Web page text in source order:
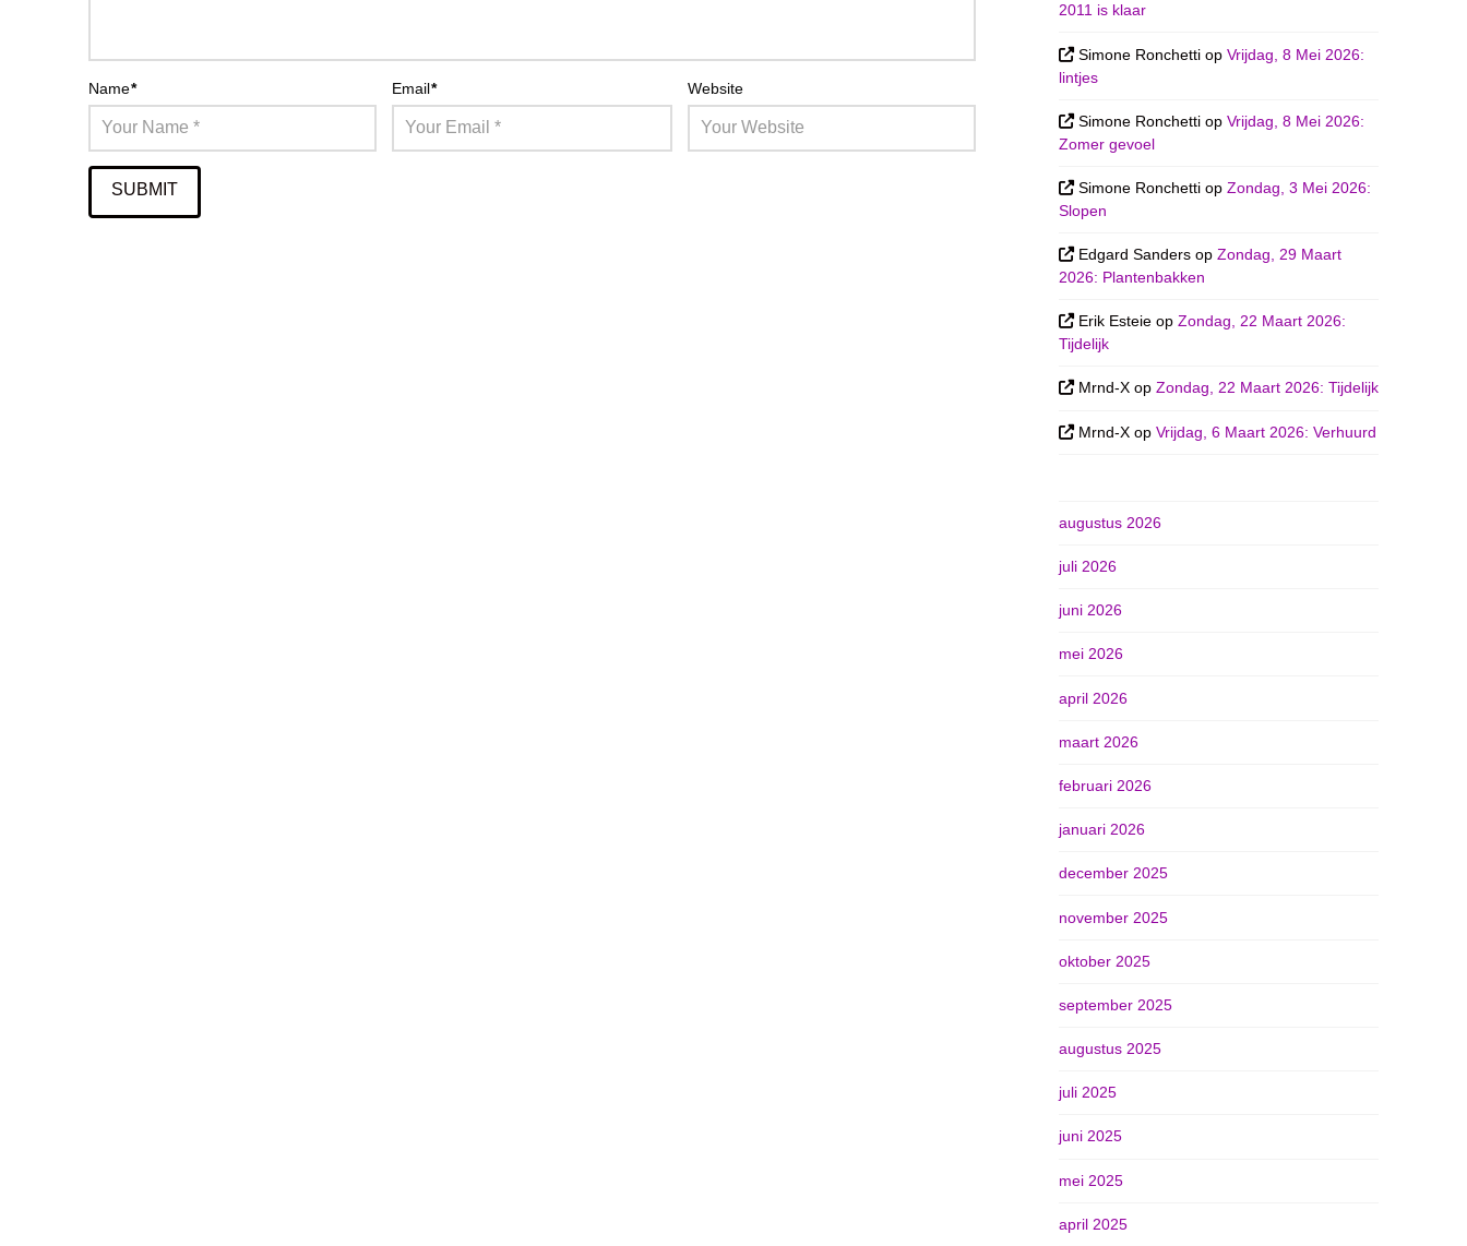
Name* Email* Website
2011 is klaar
Simone Ronchetti opVrijdag, 8 Mei 2026:
lintjes
Simone Ronchetti opVrijdag, 8 Mei 2026:
Zomer gevoel
Simone Ronchetti opZondag, 3 Mei 2026:
Slopen
Edgard Sanders opZondag, 29 Maart
2026: Plantenbakken
Erik Esteie opZondag, 22 Maart 2026:
Tijdelijk
Mrnd-X opZondag, 22 Maart 2026: Tijdelijk
Mrnd-X opVrijdag, 6 Maart 2026: Verhuurd
augustus 2026
juli 2026
juni 2026
mei 2026
april 2026
maart 2026
februari 2026
januari 2026
december 2025
november 2025
oktober 2025
september 2025
augustus 2025
juli 2025
juni 2025
mei 2025
april 2025